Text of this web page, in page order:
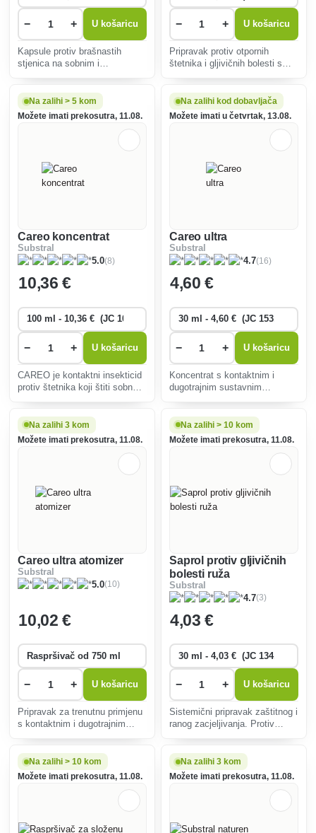
− + U košaricu
Kapsule protiv brašnastih
stjenica na sobnim i
− + U košaricu
Pripravak protiv otpornih
štetnika i gljivičnih bolesti s
sustavni učinak.
Na zalihi > 5 kom
Možete imati prekosutra, 11.08.
Careo koncentrat
Substral
5.0(8)
10,36 €
− + U košaricu
CAREO je kontaktni insekticid
protiv štetnika koji štiti sobno i
(lisne uši, nematode, tripsi,
stričevi, bijele mušice, brašnar
Na zalihi kod dobavljača
Možete imati u četvrtak, 13.08.
Careo ultra
Substral
4.7(16)
4,60 €
− + U košaricu
Koncentrat s kontaktnim i
dugotrajnim sustavnim
sisajućih i proždrljivih štetnika.
Aktivnu tvar apsorbira lišće
biljke i raznosi po
Na zalihi 3 kom
Možete imati prekosutra, 11.08.
Careo ultra atomizer
Substral
5.0(10)
10,02 €
− + U košaricu
Pripravak za trenutnu primjenu
s kontaktnim i dugotrajnim
sisajućih i proždrljivih štetnika.
Aktivnu tvar apsorbira lišće
Na zalihi > 10 kom
Možete imati prekosutra, 11.08.
Saprol protiv gljivičnih
bolesti ruža
Substral
4.7(3)
4,03 €
− + U košaricu
Sistemični pripravak zaštitnog i
ranog zacjeljivanja. Protiv
Na zalihi > 10 kom
Možete imati prekosutra, 11.08.
Na zalihi 3 kom
Možete imati prekosutra, 11.08.